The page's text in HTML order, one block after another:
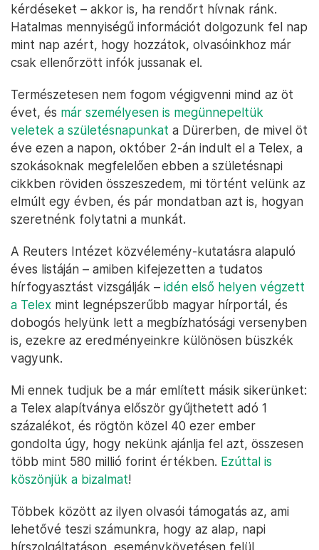
kérdéseket – akkor is, ha rendőrt hívnak ránk.
Hatalmas mennyiségű információt dolgozunk fel nap
mint nap azért, hogy hozzátok, olvasóinkhoz már
csak ellenőrzött infók jussanak el.
Természetesen nem fogom végigvenni mind az öt
évet, és már személyesen is megünnepeltük
veletek a születésnapunkat a Dürerben, de mivel öt
éve ezen a napon, október 2-án indult el a Telex, a
szokásoknak megfelelően ebben a születésnapi
cikkben röviden összeszedem, mi történt velünk az
elmúlt egy évben, és pár mondatban azt is, hogyan
szeretnénk folytatni a munkát.
A Reuters Intézet közvélemény-kutatásra alapuló
éves listáján – amiben kifejezetten a tudatos
hírfogyasztást vizsgálják – idén első helyen végzett
a Telex mint legnépszerűbb magyar hírportál, és
dobogós helyünk lett a megbízhatósági versenyben
is, ezekre az eredményeinkre különösen büszkék
vagyunk.
Mi ennek tudjuk be a már említett másik sikerünket:
a Telex alapítványa először gyűjthetett adó 1
százalékot, és rögtön közel 40 ezer ember
gondolta úgy, hogy nekünk ajánlja fel azt, összesen
több mint 580 millió forint értékben. Ezúttal is
köszönjük a bizalmat!
Többek között az ilyen olvasói támogatás az, ami
lehetővé teszi számunkra, hogy az alap, napi
hírszolgáltatáson, eseménykövetésen felül